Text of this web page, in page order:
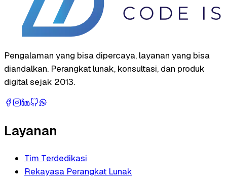
Pengalaman yang bisa dipercaya, layanan yang bisa
diandalkan. Perangkat lunak, konsultasi, dan produk
digital sejak 2013.
Layanan
Tim Terdedikasi
Rekayasa Perangkat Lunak